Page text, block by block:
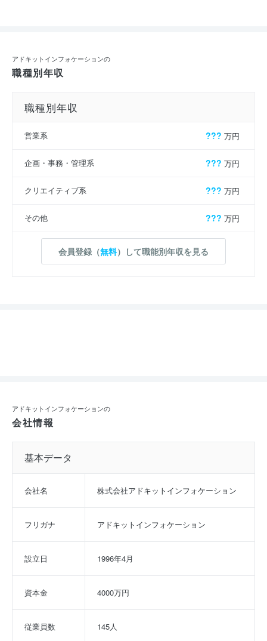
アドキットインフォケーションの
職種別年収
職種別年収
営業系 ??? 万円
企画・事務・管理系 ??? 万円
クリエイティブ系 ??? 万円
その他 ??? 万円
会員登録（無料）して職能別年収を見る
アドキットインフォケーションの
会社情報
基本データ
会社名 株式会社アドキットインフォケーション
フリガナ アドキットインフォケーション
設立日 1996年4月
資本金 4000万円
従業員数 145人